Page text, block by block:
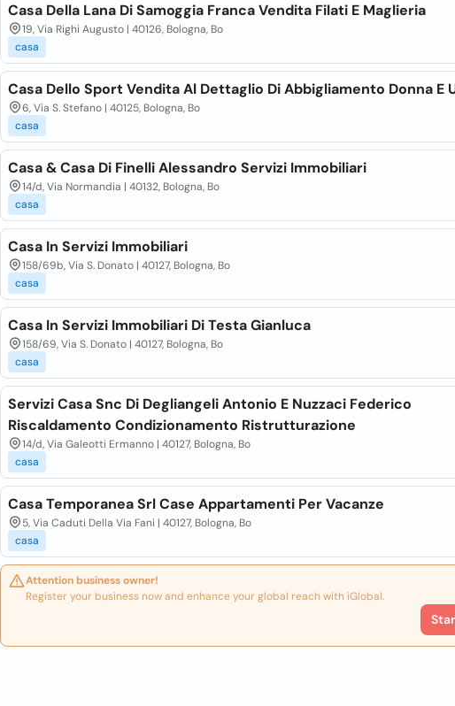
Casa Della Lana Di Samoggia Franca Vendita Filati E Maglieria
19, Via Righi Augusto | 40126, Bologna, Bo
casa
Casa Dello Sport Vendita Al Dettaglio Di Abbigliamento Donna E
6, Via S. Stefano | 40125, Bologna, Bo
casa
Casa & Casa Di Finelli Alessandro Servizi Immobiliari
14/d, Via Normandia | 40132, Bologna, Bo
casa
Casa In Servizi Immobiliari
158/69b, Via S. Donato | 40127, Bologna, Bo
casa
Casa In Servizi Immobiliari Di Testa Gianluca
158/69, Via S. Donato | 40127, Bologna, Bo
casa
Servizi Casa Snc Di Degliangeli Antonio E Nuzzaci Federico
Riscaldamento Condizionamento Ristrutturazione
14/d, Via Galeotti Ermanno | 40127, Bologna, Bo
casa
Casa Temporanea Srl Case Appartamenti Per Vacanze
5, Via Caduti Della Via Fani | 40127, Bologna, Bo
casa
Attention business owner!
Register your business now and enhance your global reach with iGlobal.